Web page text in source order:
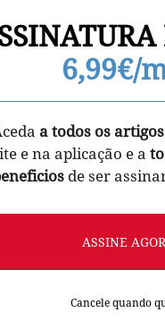
6,99€/
a todos os
e na aplicação e a
de ser
ASSINE
Cancele quando